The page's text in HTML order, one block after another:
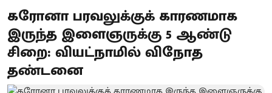
கரோனா பரவலுக்குக் காரணமாக
இருந்த இளைஞருக்கு 5 ஆண்டு
சிறை: வியட்நாமில் விநோத
தண்டனை